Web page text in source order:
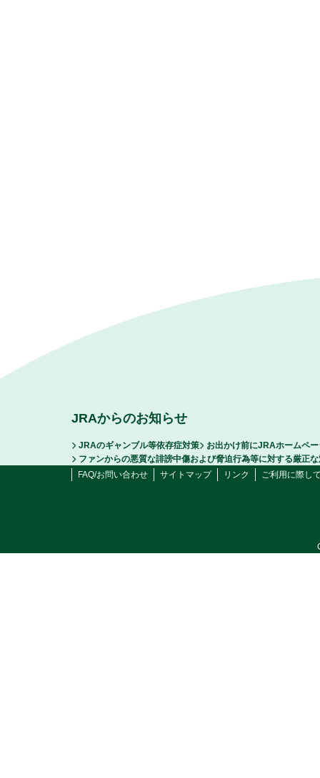
JRAからのお知らせ
JRAのギャンブル等依存症対策
お出かけ前にJRAホームペ
ファンからの悪質な誹謗中傷および脅迫行為等に対する厳正
FAQ/お問い合わせ
サイトマップ リンク ご利用に際し